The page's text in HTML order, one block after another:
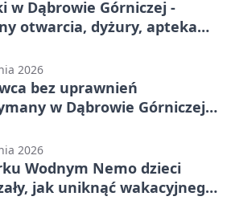
w Dąbrowie Górniczej -
otwarcia, dyżury, apteka
2026
bez uprawnień
w Dąbrowie Górniczej.
2026
Wodnym Nemo dzieci
jak uniknąć wakacyjnego